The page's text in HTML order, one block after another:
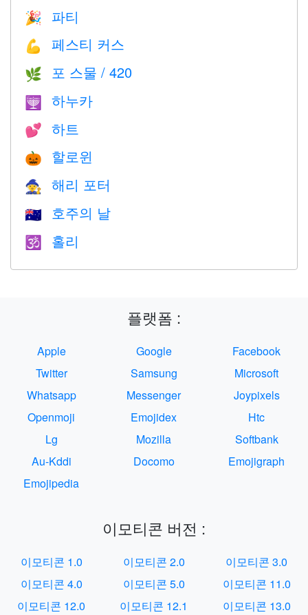
🎉 파티
💪 페스티 커스
🌿 포 스물 / 420
🕎 하누카
💕 하트
🎃 할로윈
🧙 해리 포터
🇦🇺 호주의 날
🕉 홀리
플랫폼 :
Apple Google
Facebook
Twitter
Samsung
Microsoft
Whatsapp
Messenger
Joypixels
Openmoji
Emojidex
Htc
Lg
Mozilla
Softbank
Au-Kddi
Docomo
Emojigraph
Emojipedia
이모티콘 버전 :
이모티콘 1.0 이모티콘 2.0
이모티콘 3.0
이모티콘 4.0
이모티콘 5.0
이모티콘 11.0
이모티콘 12.0
이모티콘 12.1 이모티콘 13.0